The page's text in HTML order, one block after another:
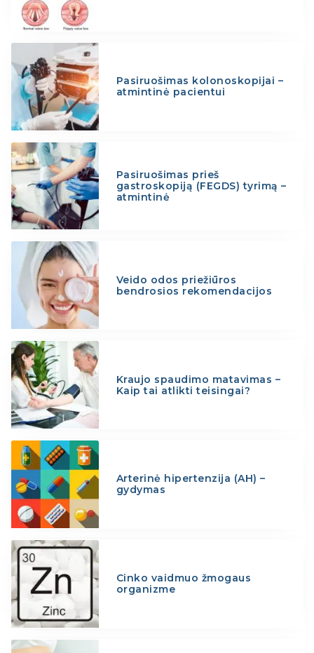
Pasiruošimas kolonoskopijai –
atmintinė pacientui
Pasiruošimas prieš
gastroskopiją (FEGDS) tyrimą –
atmintinė
Veido odos priežiūros
bendrosios rekomendacijos
Kraujo spaudimo matavimas –
Kaip tai atlikti teisingai?
Arterinė hipertenzija (AH) –
gydymas
Cinko vaidmuo žmogaus
organizme